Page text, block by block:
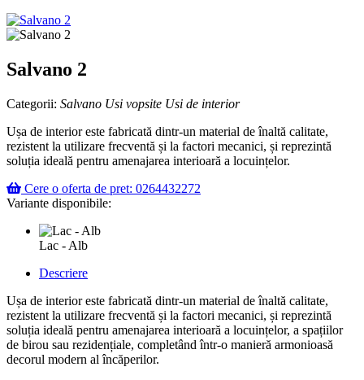
Salvano 2
Categorii: Salvano Usi vopsite Usi de interior
Ușa de interior este fabricată dintr-un material de înaltă calitate,
rezistent la utilizare frecventă și la factori mecanici, și reprezintă
soluția ideală pentru amenajarea interioară a locuințelor.
Cere o oferta de pret: 0264432272
Variante disponibile:
Lac - Alb
Descriere
Ușa de interior este fabricată dintr-un material de înaltă calitate,
rezistent la utilizare frecventă și la factori mecanici, și reprezintă
soluția ideală pentru amenajarea interioară a locuințelor, a spațiilor
de birou sau rezidențiale, completând într-o manieră armonioasă
decorul modern al încăperilor.